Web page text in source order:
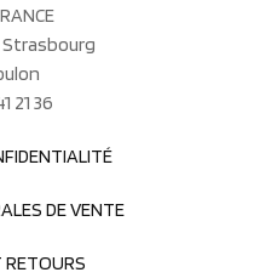
Strasbourg
21 36
DE VENTE
RETOURS